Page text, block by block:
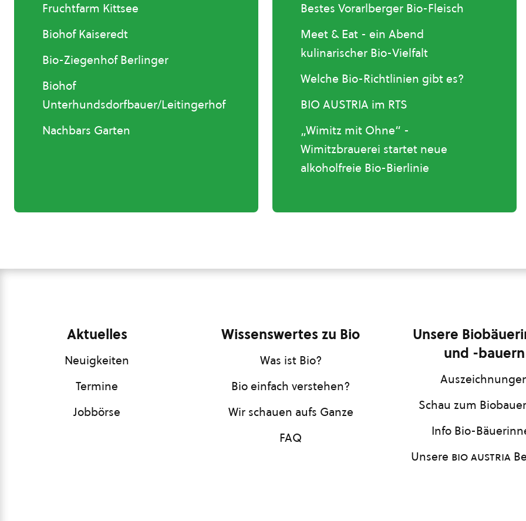
Fruchtfarm Kittsee
Biohof Kaiseredt
Bio-Ziegenhof Berlinger
Biohof
Unterhundsdorfbauer/Leitingerhof
Nachbars Garten
Bestes Vorarlberger Bio-Fleisch
Meet & Eat - ein Abend
kulinarischer Bio-Vielfalt
Welche Bio-Richtlinien gibt es?
BIO AUSTRIA im RTS
„Wimitz mit Ohne“ -
Wimitzbrauerei startet neue
alkoholfreie Bio-Bierlinie
Aktuelles
Neuigkeiten
Termine
Jobbörse
Wissenswertes zu Bio
Was ist Bio?
Bio einfach verstehen?
Wir schauen aufs Ganze
FAQ
Unsere
und -bauern
Schau zum
Info Bio-
Unsere bio austria